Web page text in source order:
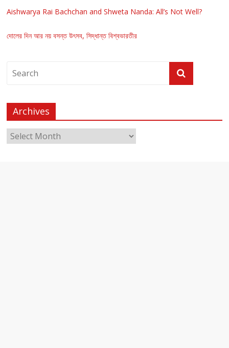
Aishwarya Rai Bachchan and Shweta Nanda: All’s Not Well?
দোলের দিন আর নয় বসন্ত উৎসব, সিদ্ধান্ত বিশ্বভারতীর
Archives